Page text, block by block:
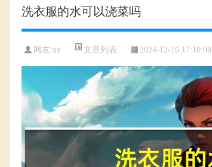
洗衣服的水可以浇菜吗
网友:xy 文章列表 2024-12-16 17:10:08